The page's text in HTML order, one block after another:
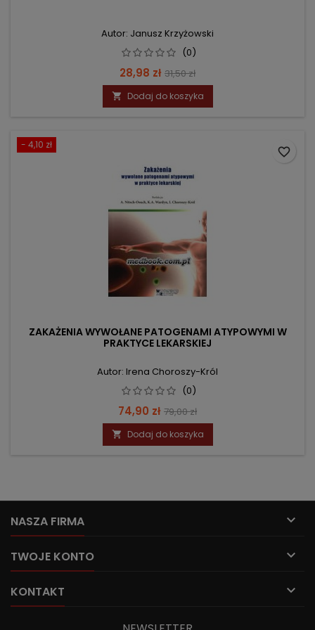
Autor: Janusz Krzyżowski
(0)
Cena
28,98 zł Cena
podstawowa
31,50 zł
 Dodaj do koszyka
- 4,10 zł
ZAKAŻENIA WYWOŁANE PATOGENAMI ATYPOWYMI W
PRAKTYCE LEKARSKIEJ
Autor: Irena Choroszy-Król
(0)
Cena
74,90 zł Cena
podstawowa
79,00 zł
 Dodaj do koszyka
favorite_border
NASZA FIRMA 
TWOJE KONTO 
KONTAKT 